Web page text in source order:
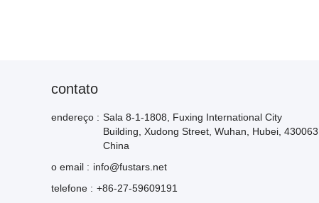
contato
endereço : Sala 8-1-1808, Fuxing International City
Building, Xudong Street, Wuhan, Hubei, 430063
China
o email : info@fustars.net
telefone : +86-27-59609191